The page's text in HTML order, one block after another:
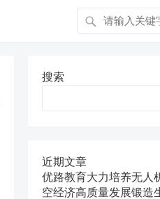
搜索
近期文章
优路教育大力培养无人
空经济高质量发展锻造